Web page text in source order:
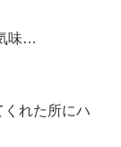
味…
れた所にハ